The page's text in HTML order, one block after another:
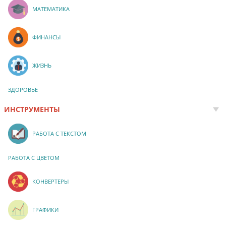
МАТЕМАТИКА
ФИНАНСЫ
ЖИЗНЬ
ЗДОРОВЬЕ
ИНСТРУМЕНТЫ
РАБОТА С ТЕКСТОМ
РАБОТА С ЦВЕТОМ
КОНВЕРТЕРЫ
ГРАФИКИ